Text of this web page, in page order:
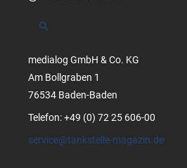
Suchen
medialog GmbH & Co. KG
Am Bollgraben 1
76534 Baden-Baden
Telefon: +49 (0) 72 25 606-00
service@tankstelle-magazin.de